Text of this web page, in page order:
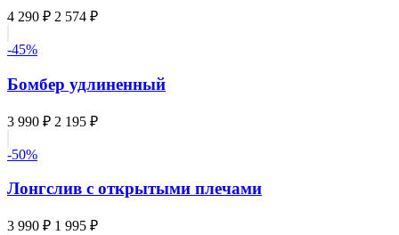
4 290 ₽ 2 574 ₽
-45%
Бомбер удлиненный
3 990 ₽ 2 195 ₽
-50%
Лонгслив с открытыми плечами
3 990 ₽ 1 995 ₽